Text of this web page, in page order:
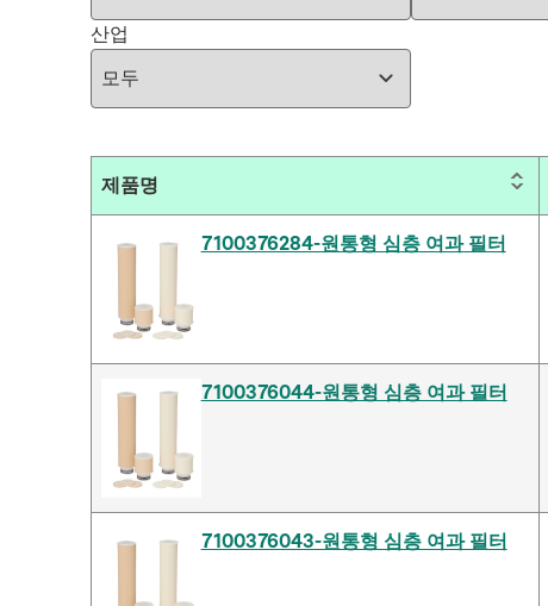
산업
제품명
7100376284-원통형 심층 여과 필터
7100376044-원통형 심층 여과 필터
7100376043-원통형 심층 여과 필터